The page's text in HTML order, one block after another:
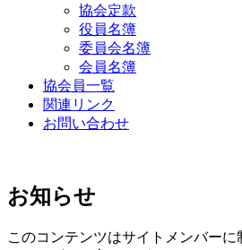
協会定款
役員名簿
委員会名簿
会員名簿
協会員一覧
関連リンク
お問い合わせ
お知らせ
このコンテンツはサイトメンバー